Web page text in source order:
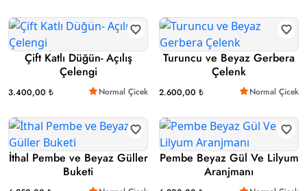
Çift Katlı Düğün- Açılış
Çelengi
3.400,00 ₺ Normal Çicek
Turuncu ve Beyaz Gerbera
Çelenk
2.600,00 ₺ Normal Çicek
İthal Pembe ve Beyaz Güller
Buketi
Pembe Beyaz Gül Ve Lilyum
Aranjmanı